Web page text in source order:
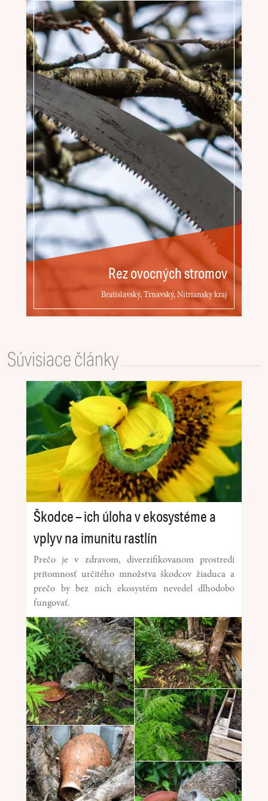
Rez ovocných stromov
Bratislavský, Trnavský, Nitriansky kraj
Súvisiace články
Škodce – ich úloha v ekosystéme a
vplyv na imunitu rastlín
Prečo je v zdravom, diverzifikovanom prostredí
prítomnosť určitého množstva škodcov žiaduca a
prečo by bez nich ekosystém nevedel dlhodobo
fungovať.